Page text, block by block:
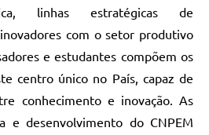
linhas estratégicas de
com o setor produtivo
e estudantes compõem os
centro único no País, capaz de
conhecimento e inovação. As
e desenvolvimento do CNPEM